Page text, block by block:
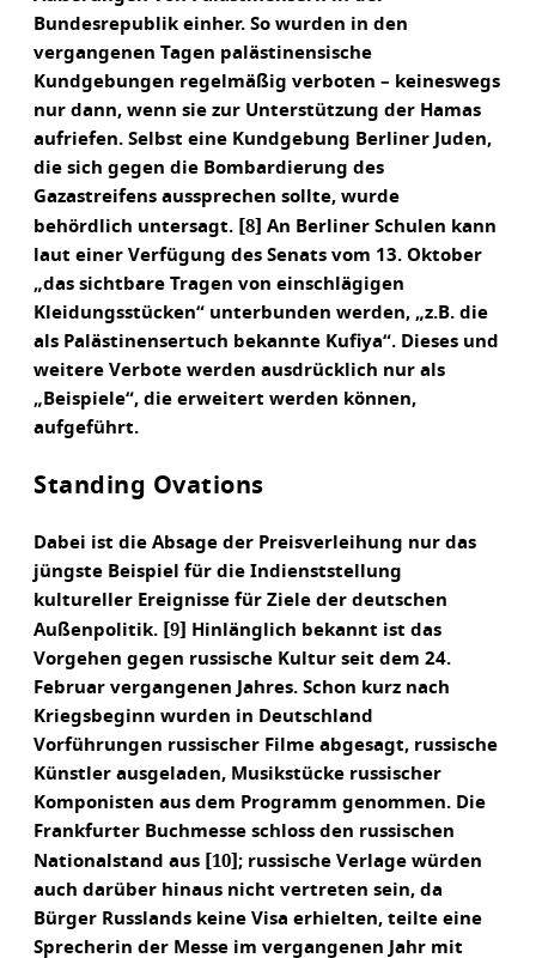
Bundesrepublik einher. So wurden in den
vergangenen Tagen palästinensische
Kundgebungen regelmäßig verboten – keineswegs
nur dann, wenn sie zur Unterstützung der Hamas
aufriefen. Selbst eine Kundgebung Berliner Juden,
die sich gegen die Bombardierung des
Gazastreifens aussprechen sollte, wurde
behördlich untersagt. [8] An Berliner Schulen kann
laut einer Verfügung des Senats vom 13. Oktober
„das sichtbare Tragen von einschlägigen
Kleidungsstücken“ unterbunden werden, „z.B. die
als Palästinensertuch bekannte Kufiya“. Dieses und
weitere Verbote werden ausdrücklich nur als
„Beispiele“, die erweitert werden können,
aufgeführt.
Standing Ovations
Dabei ist die Absage der Preisverleihung nur das
jüngste Beispiel für die Indienststellung
kultureller Ereignisse für Ziele der deutschen
Außenpolitik. [9] Hinlänglich bekannt ist das
Vorgehen gegen russische Kultur seit dem 24.
Februar vergangenen Jahres. Schon kurz nach
Kriegsbeginn wurden in Deutschland
Vorführungen russischer Filme abgesagt, russische
Künstler ausgeladen, Musikstücke russischer
Komponisten aus dem Programm genommen. Die
Frankfurter Buchmesse schloss den russischen
Nationalstand aus [10]; russische Verlage würden
auch darüber hinaus nicht vertreten sein, da
Bürger Russlands keine Visa erhielten, teilte eine
Sprecherin der Messe im vergangenen Jahr mit